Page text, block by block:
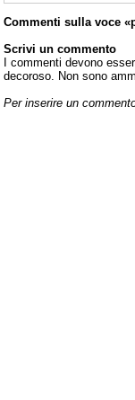
Commenti sulla voce
Scrivi un commento
I commenti devono
decoroso. Non sono
Per inserire un